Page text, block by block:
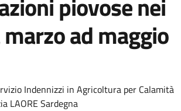
ad maggio
notizia
Indennizzi in Agricoltura per Calamità
LAORE Sardegna